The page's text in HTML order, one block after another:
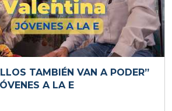
TAMBIÉN VAN A PODER”
A LA E